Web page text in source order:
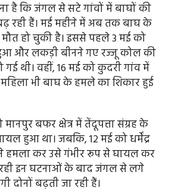
है कि जंगल से सटे गांवों में बाघों की
रही हैं। मई महीने में अब तक बाघ के
हो चुकी है। इससे पहले 3 मई को
और लकड़ी बीनने गए रज्जू कोल की
थी। वहीं, 16 मई को कुदरी गांव में
भी बाघ के हमले का शिकार हुई
बफर क्षेत्र में तेंदूपत्ता संग्रह के
हुआ था। जबकि, 12 मई को धर्मेंद्र
हमला कर उसे गंभीर रूप से घायल कर
रही इन घटनाओं के बाद जंगल से लगे
दोनों बढ़ती जा रही हैं।